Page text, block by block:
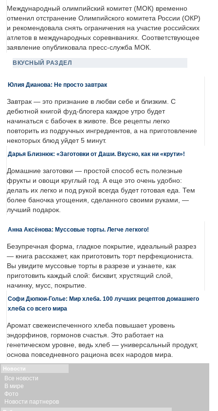
Международный олимпийский комитет (МОК) временно
отменил отстранение Олимпийского комитета России (ОКР)
и рекомендовала снять ограничения на участие российских
атлетов в международных соревнваниях. Соответствующее
заявление опубликовала пресс-служба МОК.
ВКУСНЫЙ РАЗДЕЛ
Юлия Дианова: Не просто завтрак
Завтрак — это признание в любви себе и близким. С
дебютной книгой фуд-блогера каждое утро будет
начинаться с бабочек в животе. Все рецепты легко
повторить из подручных ингредиентов, а на приготовление
некоторых блюд уйдет 5 минут.
Дарья Близнюк: «Заготовки от Даши. Вкусно, как ни «крути»!
Домашние заготовки — простой способ есть полезные
фрукты и овощи круглый год. А еще это очень удобно:
делать их легко и под рукой всегда будет готовая еда. Тем
более баночка угощения, сделанного своими руками, —
лучший подарок.
Анна Аксёнова: Муссовые торты. Легче легкого!
Безупречная форма, гладкое покрытие, идеальный разрез
— книга расскажет, как приготовить торт перфекциониста.
Вы увидите муссовые торты в разрезе и узнаете, как
приготовить каждый слой: бисквит, хрустящий слой,
начинку, мусс, покрытие.
Софи Дюпюи-Голье: Мир хлеба. 100 лучших рецептов домашнего
хлеба со всего мира
Аромат свежеиспеченного хлеба повышает уровень
эндорфинов, гормонов счастья. Это работает на
генетическом уровне, ведь хлеб — универсальный продукт,
основа повседневного рациона всех народов мира.
Новости
Все новости
В мире
Фото
Новости партнеров